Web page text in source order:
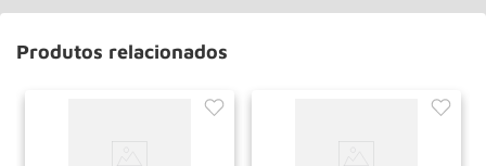
Produtos relacionados